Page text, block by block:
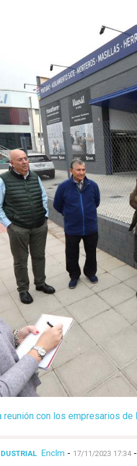
reunión con los empresarios
Enclm - 17/11/2023 17:34-